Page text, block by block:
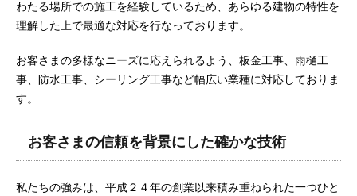
わたる場所での施工を経験しているため、あらゆる建物の特性を
理解した上で最適な対応を行なっております。
お客さまの多様なニーズに応えられるよう、板金工事、雨樋工
事、防水工事、シーリング工事など幅広い業種に対応しておりま
す。
お客さまの信頼を背景にした確かな技術
私たちの強みは、平成２４年の創業以来積み重ねられた一つひと